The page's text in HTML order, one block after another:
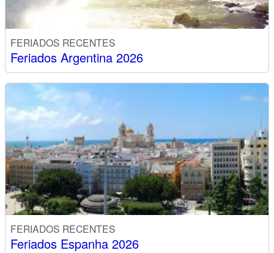
FERIADOS RECENTES
Feriados Argentina 2026
FERIADOS RECENTES
Feriados Espanha 2026